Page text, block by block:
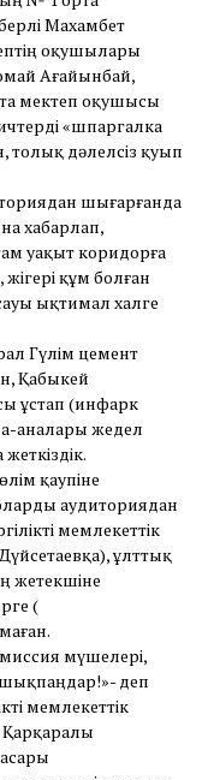
Махамбет
оқушылары
Ағайынбай,
мектеп оқушысы
«шпаргалка
толық дәлелсіз қуып
шығарғанда
хабарлап,
уақыт коридорға
құм болған
ықтимал халге
Гүлім цемент
Қабыкей
ұстап (инфарк
аналары жедел
қаупіне
аудиториядан
мемлекеттік
ұлттық
жетекшіне
(
мүшелері,
шықпаңдар!»- деп
мемлекеттік